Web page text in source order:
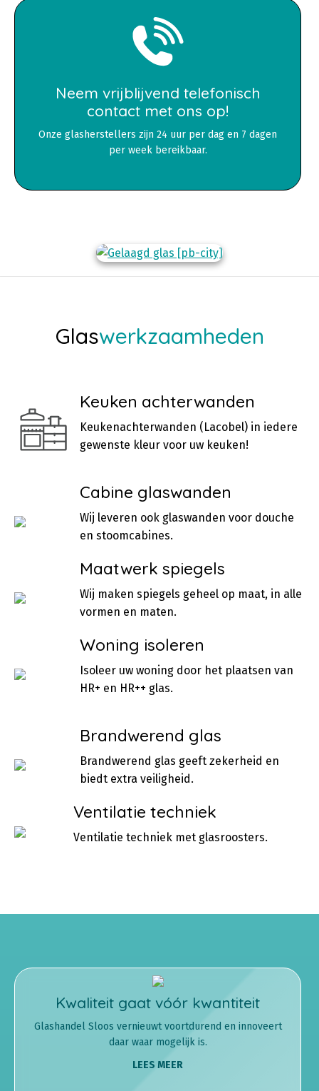
Neem vrijblijvend telefonisch
contact met ons op!
Onze glasherstellers zijn 24 uur per dag en 7 dagen
per week bereikbaar.
Glaswerkzaamheden
Keuken achterwanden
Keukenachterwanden (Lacobel) in iedere
gewenste kleur voor uw keuken!
Cabine glaswanden
Wij leveren ook glaswanden voor douche
en stoomcabines.
Maatwerk spiegels
Wij maken spiegels geheel op maat, in alle
vormen en maten.
Woning isoleren
Isoleer uw woning door het plaatsen van
HR+ en HR++ glas.
Brandwerend glas
Brandwerend glas geeft zekerheid en
biedt extra veiligheid.
Ventilatie techniek
Ventilatie techniek met glasroosters.
Kwaliteit gaat vóór kwantiteit
Glashandel Sloos vernieuwt voortdurend en innoveert
daar waar mogelijk is.
LEES MEER